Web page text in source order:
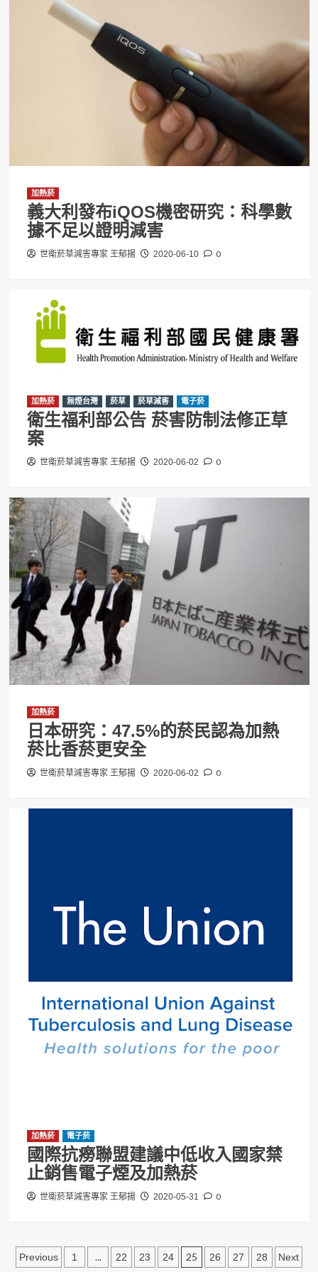
加熱菸
義大利發布iQOS機密研究：科學數
據不足以證明減害
世衛菸草減害專家 王郁揚 2020-06-10 0
加熱菸 無煙台灣 菸草 菸草減害 電子菸
衛生福利部公告 菸害防制法修正草
案
世衛菸草減害專家 王郁揚 2020-06-02 0
加熱菸
日本研究：47.5%的菸民認為加熱
菸比香菸更安全
世衛菸草減害專家 王郁揚 2020-06-02 0
加熱菸 電子菸
國際抗癆聯盟建議中低收入國家禁
止銷售電子煙及加熱菸
世衛菸草減害專家 王郁揚 2020-05-31 0
文
Previous 1 ... 22 23 24 25 26 27 28 Next